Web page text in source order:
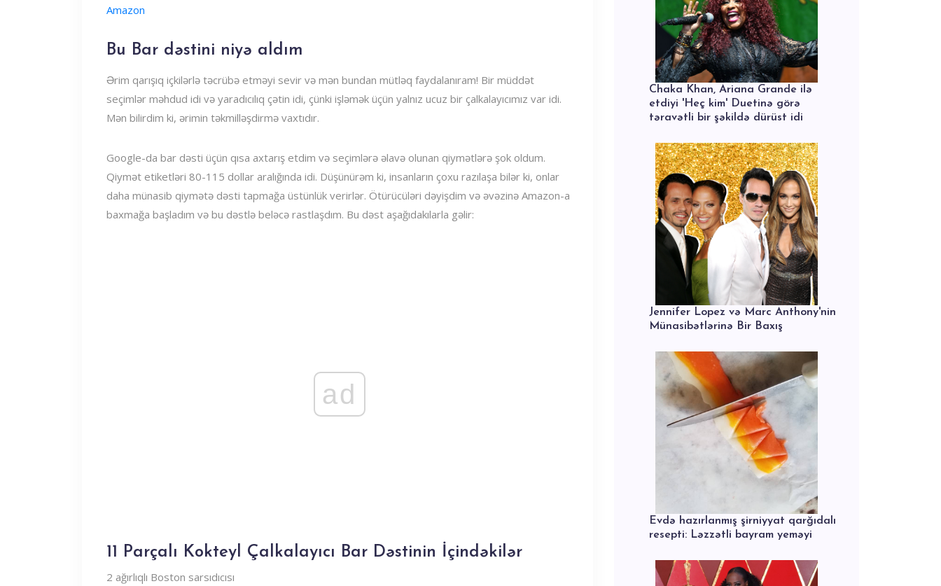
Amazon
Bu Bar dəstini niyə aldım
Ərim qarışıq içkilərlə təcrübə etməyi sevir və mən bundan mütləq faydalanıram! Bir müddət
seçimlər məhdud idi və yaradıcılıq çətin idi, çünki işləmək üçün yalnız ucuz bir çalkalayıcımız var idi.
Mən bilirdim ki, ərimin təkmilləşdirmə vaxtıdır.
Google-da bar dəsti üçün qısa axtarış etdim və seçimlərə əlavə olunan qiymətlərə şok oldum.
Qiymət etiketləri 80-115 dollar aralığında idi. Düşünürəm ki, insanların çoxu razılaşa bilər ki, onlar
daha münasib qiymətə dəsti tapmağa üstünlük verirlər. Ötürücüləri dəyişdim və əvəzinə Amazon-a
baxmağa başladım və bu dəstlə beləcə rastlaşdım. Bu dəst aşağıdakılarla gəlir:
ad
11 Parçalı Kokteyl Çalkalayıcı Bar Dəstinin İçindəkilər
2 ağırlıqlı Boston sarsıdıcısı
Chaka Khan, Ariana Grande ilə
etdiyi 'Heç kim' Duetinə görə
təravətli bir şəkildə dürüst idi
Jennifer Lopez və Marc Anthony'nin
Münasibətlərinə Bir Baxış
Evdə hazırlanmış şirniyyat qarğıdalı
resepti: Ləzzətli bayram yeməyi